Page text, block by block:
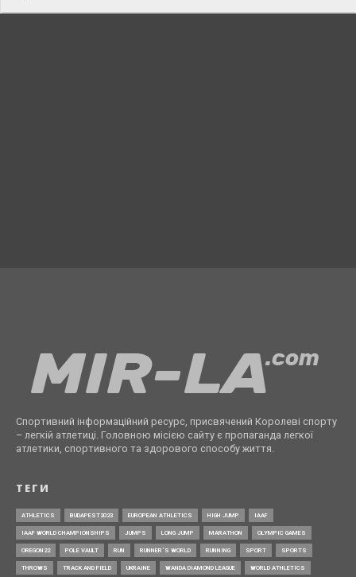
Спортивний інформаційний ресурс, присвячений Королеві спорту
– легкій атлетиці. Головною місією сайту є пропаганда легкої
атлетики, спортивного та здорового способу життя.
ТЕГИ
ATHLETICS BUDAPEST2023 EUROPEAN ATHLETICS HIGH JUMP IAAF
IAAF WORLD CHAMPIONSHIPS JUMPS LONG JUMP MARATHON OLYMPIC GAMES
OREGON22 POLE VAULT RUN RUNNER’S WORLD RUNNING SPORT SPORTS
THROWS TRACK AND FIELD UKRAINE WANDA DIAMOND LEAGUE WORLD ATHLETICS